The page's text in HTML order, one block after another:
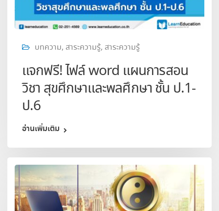
บทความ, สาระความรู้, สาระความรู้
แจกฟรี! ไฟล์ word แผนการสอน
วิชา สุขศึกษาและพลศึกษา ชั้น ป.1-
ป.6
อ่านเพิ่มเติม